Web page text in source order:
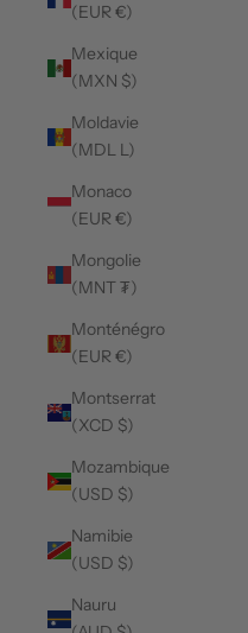
(EUR €)
Mexique
(MXN $)
Moldavie
(MDL L)
Monaco
(EUR €)
Mongolie
(MNT ₮)
Monténégro
(EUR €)
Montserrat
(XCD $)
Mozambique
(USD $)
Namibie
(USD $)
Nauru